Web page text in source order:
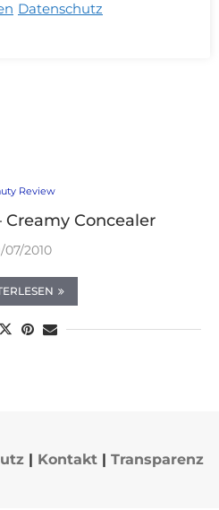
Review
Concealer
07/2010
| Kontakt | Transparenz
Datenschutz